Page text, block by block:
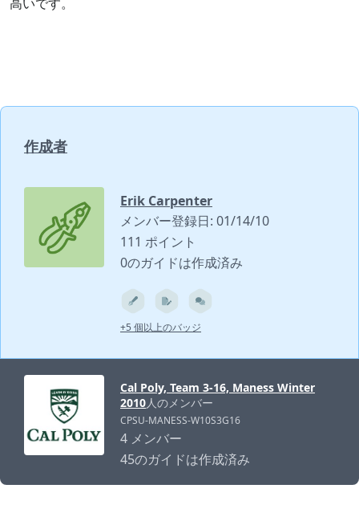
作成者
Erik Carpenter
メンバー登録日: 01/14/10
111 ポイント
0のガイドは作成済み
+5 個以上のバッジ
Cal Poly, Team 3-16, Maness Winter
2010人のメンバー
CPSU-MANESS-W10S3G16
4 メンバー
45のガイドは作成済み